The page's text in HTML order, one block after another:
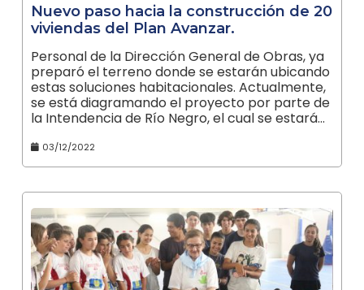
Nuevo paso hacia la construcción de 20
viviendas del Plan Avanzar.
Personal de la Dirección General de Obras, ya
preparó el terreno donde se estarán ubicando
estas soluciones habitacionales. Actualmente,
se está diagramando el proyecto por parte de
la Intendencia de Río Negro, el cual se estará…
03/12/2022